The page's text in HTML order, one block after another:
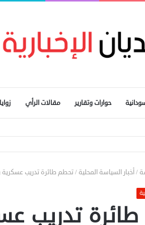
حوارات وتقارير مقالات الرأي
مع دول الجوار
/أخبار السياسة المحلية /تحطم طائرة تدريب
تدريب